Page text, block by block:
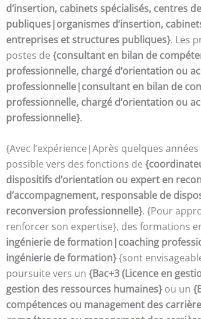
d’insertion, cabinets spécialisés, centres
publiques|organismes d’insertion,
entreprises et structures publiques}. Les
postes de{consultant en bilan de
professionnelle, chargé d’orientation ou
professionnelle|consultant en bilan de
professionnelle, chargé d’orientation ou
professionnelle}.
{Avec l’expérience|Après quelques
possible vers des fonctions de
dispositifs d’orientation ou expert en
d’accompagnement, responsable de
reconversion professionnelle}. {Pour
renforcer son expertise}, des formations
ingénierie de formation|coaching
ingénierie de formation}{sont
poursuite vers un{Bac+3 (Licence en
gestion des ressources humaines}ou un
compétences ou management des